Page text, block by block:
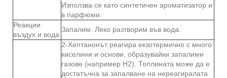
Използва се като синтетичен ароматизатор и
в парфюми.
Реакции
въздух и вода
Запалим. Леко разтворим във вода.
2-Хептанонът реагира екзотермично с много
киселини и основи, образувайки запалими
газове (например Н2). Топлината може да е
достатъчна за запалване на нереагиралата